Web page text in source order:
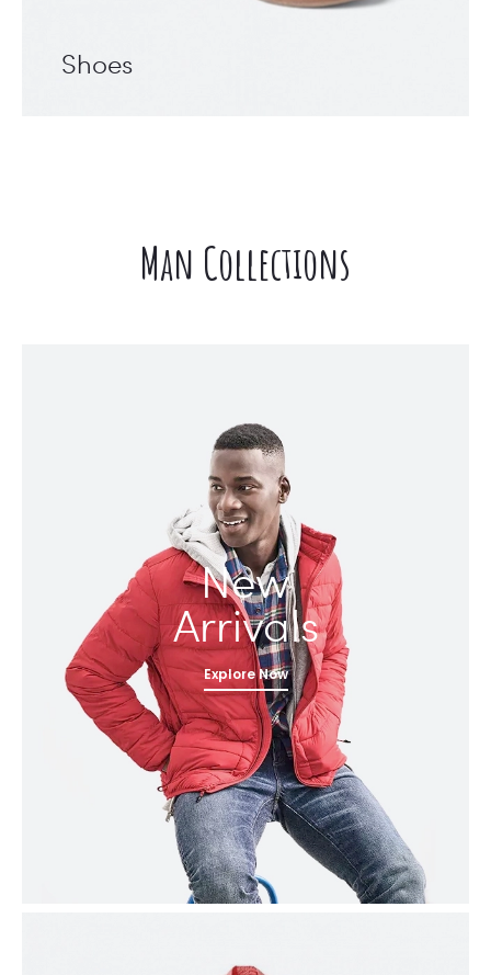
Shoes
Man Collections
New
Arrivals
Explore Now